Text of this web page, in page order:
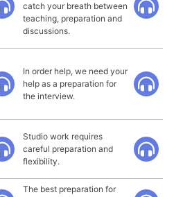
catch your breath between
teaching, preparation and
discussions.
In order help, we need your
help as a preparation for
the interview.
Studio work requires
careful preparation and
flexibility.
The best preparation for